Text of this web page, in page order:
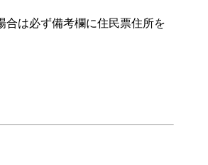
合は必ず備考欄に住民票住所を